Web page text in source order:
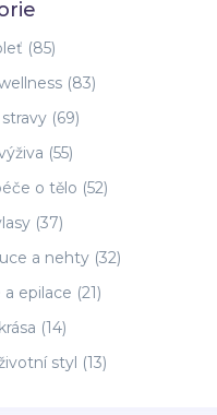
(85)
(83)
(69)
(55)
o tělo (52)
(37)
a nehty (32)
a epilace (21)
(14)
styl (13)